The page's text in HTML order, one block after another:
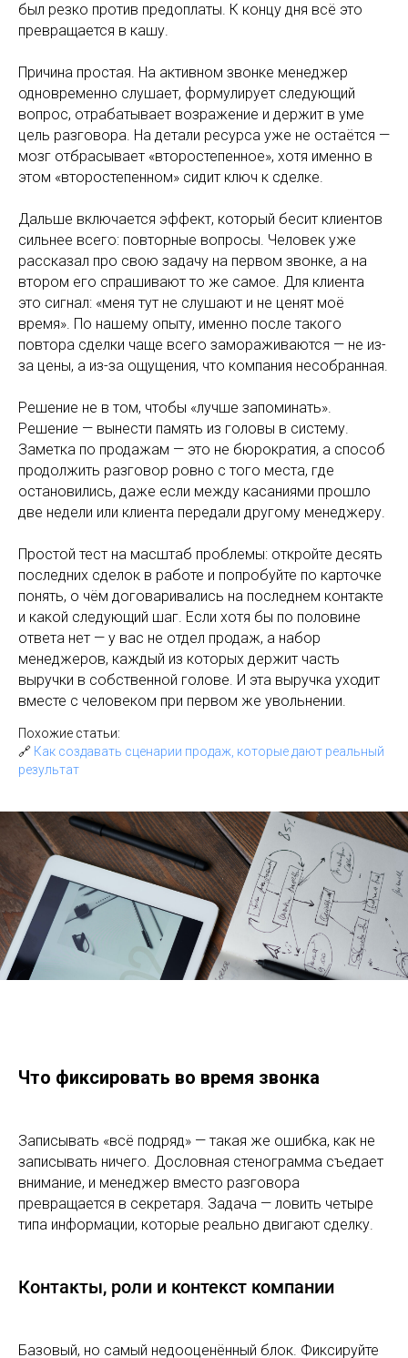
был резко против предоплаты. К концу дня всё это
превращается в кашу.
Причина простая. На активном звонке менеджер
одновременно слушает, формулирует следующий
вопрос, отрабатывает возражение и держит в уме
цель разговора. На детали ресурса уже не остаётся —
мозг отбрасывает «второстепенное», хотя именно в
этом «второстепенном» сидит ключ к сделке.
Дальше включается эффект, который бесит клиентов
сильнее всего: повторные вопросы. Человек уже
рассказал про свою задачу на первом звонке, а на
втором его спрашивают то же самое. Для клиента
это сигнал: «меня тут не слушают и не ценят моё
время». По нашему опыту, именно после такого
повтора сделки чаще всего замораживаются — не из-
за цены, а из-за ощущения, что компания несобранная.
Решение не в том, чтобы «лучше запоминать».
Решение — вынести память из головы в систему.
Заметка по продажам — это не бюрократия, а способ
продолжить разговор ровно с того места, где
остановились, даже если между касаниями прошло
две недели или клиента передали другому менеджеру.
Простой тест на масштаб проблемы: откройте десять
последних сделок в работе и попробуйте по карточке
понять, о чём договаривались на последнем контакте
и какой следующий шаг. Если хотя бы по половине
ответа нет — у вас не отдел продаж, а набор
менеджеров, каждый из которых держит часть
выручки в собственной голове. И эта выручка уходит
вместе с человеком при первом же увольнении.
Похожие статьи:
🔗 Как создавать сценарии продаж, которые дают реальный
результат
Что фиксировать во время звонка
Записывать «всё подряд» — такая же ошибка, как не
записывать ничего. Дословная стенограмма съедает
внимание, и менеджер вместо разговора
превращается в секретаря. Задача — ловить четыре
типа информации, которые реально двигают сделку.
Контакты, роли и контекст компании
Базовый, но самый недооценённый блок. Фиксируйте